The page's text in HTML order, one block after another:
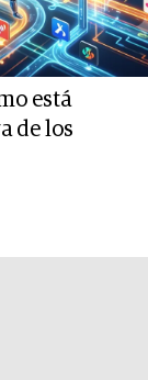
está
de los